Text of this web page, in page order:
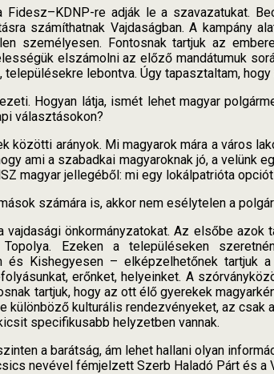
Fidesz–KDNP-re adják le a szavazatukat.
számíthatnak Vajdaságban. A kampány
személyesen. Fontosnak tartjuk az
elszámolni az előző mandátumuk
lebontva. Úgy tapasztaltam,
Hogyan látja, ismét lehet magyar
választásokon?
közötti arányok. Mi magyarok mára a város
ami a szabadkai magyaroknak jó, a velünk
magyar jellegéből: mi egy lokálpatrióta
számára is, akkor nem esélytelen a
vajdasági önkormányzatokat. Az elsőbe
Ezeken a településeken
és Kishegyesen – elképzelhetőnek tartjuk
erőnket, helyeinket. A
tartjuk, hogy az ott élő gyerekek
különböző kulturális rendezvényeket, az csak
specifikusabb helyzetben vannak.
a barátság, ám lehet hallani olyan
nevével fémjelzett Szerb Haladó Párt és a